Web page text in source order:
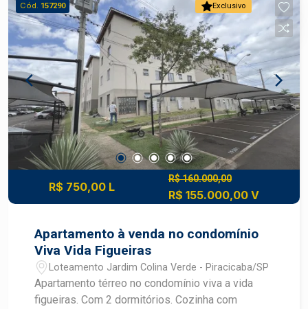
Exclusivo
Cód. 157290
R$ 750,00 L
R$ 160.000,00
R$ 155.000,00 V
Apartamento à venda no condomínio
Viva Vida Figueiras
Loteamento Jardim Colina Verde - Piracicaba/SP
Apartamento térreo no condomínio viva a vida
figueiras. Com 2 dormitórios. Cozinha com